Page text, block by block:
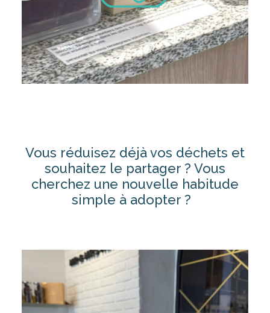
Vous réduisez déjàvos déchets et
souhaitez le partager ? Vous
cherchez une nouvelle habitude
simple à adopter ?